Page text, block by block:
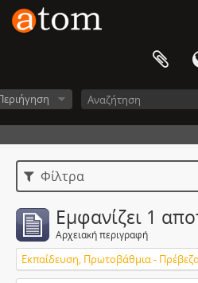
Φίλτρα
Εμφανίζει 1
Αρχειακή περιγραφή
Εκπαίδευση, Πρωτοβάθμια -